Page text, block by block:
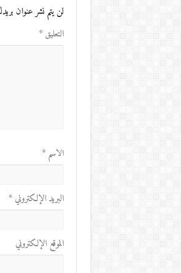
لن يتم نشر عنوان
التعليق*
الاسم*
البريد الإلكتروني*
الموقع الإلكتروني